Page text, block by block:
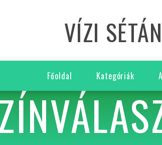
VÍZI
Főoldal Kategóriák